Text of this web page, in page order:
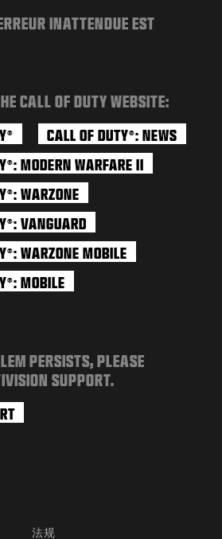
INATTENDUE EST
CALL OF DUTY WEBSITE:
® CALL OF DUTY®: NEWS
®: MODERN WARFARE II
®: WARZONE
®: VANGUARD
®: WARZONE MOBILE
®: MOBILE
PERSISTS, PLEASE
SUPPORT.
法规